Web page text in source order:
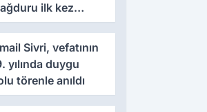
ilk kez
Sivri, vefatının
yılında duygu
törenle anıldı